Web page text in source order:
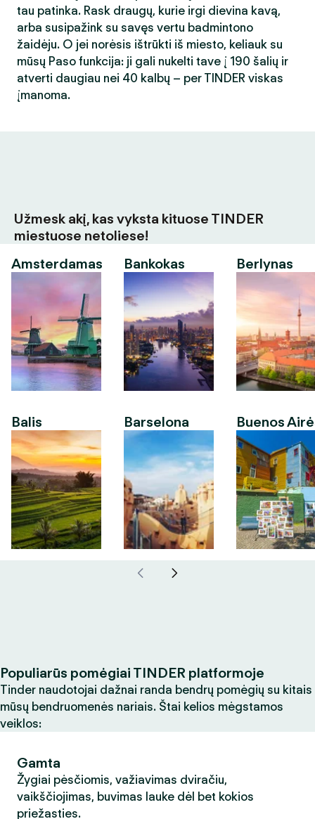
tau patinka. Rask draugų, kurie irgi dievina kavą,
arba susipažink su savęs vertu badmintono
žaidėju. O jei norėsis ištrūkti iš miesto, keliauk su
mūsų Paso funkcija: ji gali nukelti tave į 190 šalių ir
atverti daugiau nei 40 kalbų – per TINDER viskas
įmanoma.
Užmesk akį, kas vyksta kituose TINDER
miestuose netoliese!
Amsterdamas
Balis
Bankokas
Barselona
Berlynas
Buenos
Populiarūs pomėgiai TINDER platformoje
Tinder naudotojai dažnai randa bendrų pomėgių su kitais
mūsų bendruomenės nariais. Štai kelios mėgstamos
veiklos:
Gamta
Žygiai pėsčiomis, važiavimas dviračiu,
vaikščiojimas, buvimas lauke dėl bet kokios
priežasties.